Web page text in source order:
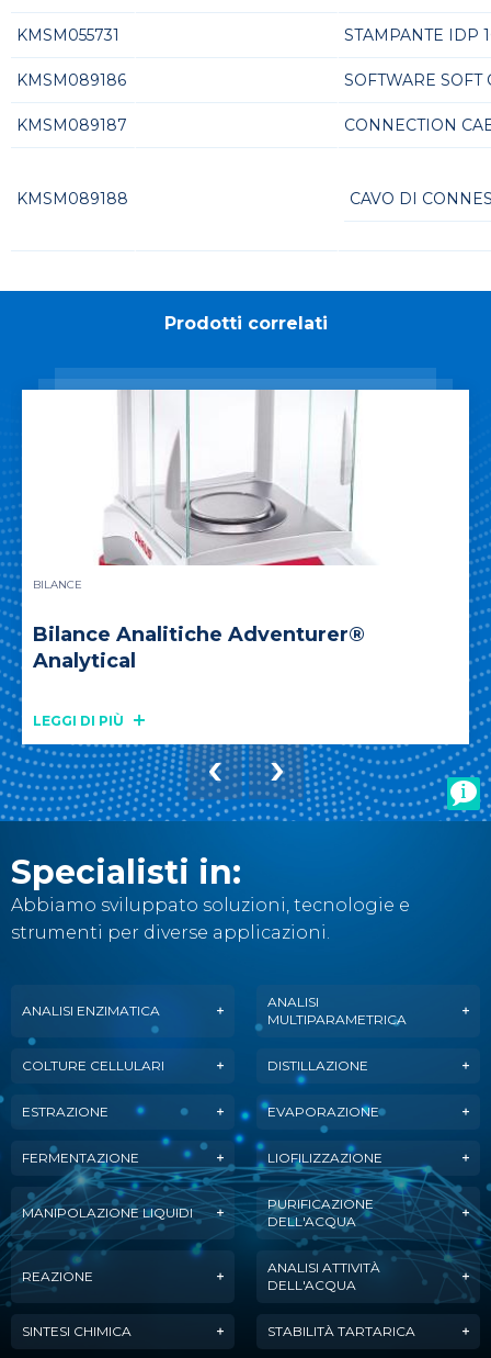
KMSM055731 STAMPANTE IDP
KMSM089186 SOFTWARE SOFT
KMSM089187 CONNECTION
KMSM089188 CAVO DI
Prodotti correlati
BILANCE
Bilance Analitiche Adventurer®
Analytical
LEGGI DI PIÙ
Specialisti in:
Abbiamo sviluppato soluzioni, tecnologie e
strumenti per diverse applicazioni.
ANALISI ENZIMATICA
ANALISI
MULTIPARAMETRICA
COLTURE CELLULARI DISTILLAZIONE
ESTRAZIONE EVAPORAZIONE
FERMENTAZIONE LIOFILIZZAZIONE
MANIPOLAZIONE LIQUIDI
PURIFICAZIONE
DELL'ACQUA
REAZIONE
ANALISI ATTIVITÀ
DELL'ACQUA
SINTESI CHIMICA STABILITÀ TARTARICA